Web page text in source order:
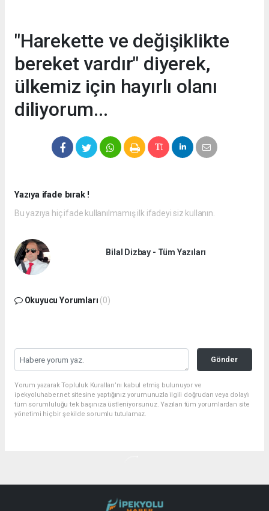
"Harekette ve değişiklikte
bereket vardır" diyerek,
ülkemiz için hayırlı olanı
diliyorum...
Yazıya ifade bırak !
Bu yazıya hiç ifade kullanılmamış ilk ifadeyi siz kullanın.
Bilal Dizbay - Tüm Yazıları
Okuyucu Yorumları (0)
Gönder
Yorum yazarak Topluluk Kuralları’nı kabul etmiş bulunuyor ve
ipekyoluhaber.net sitesine yaptığınız yorumunuzla ilgili doğrudan veya dolaylı
tüm sorumluluğu tek başınıza üstleniyorsunuz. Yazılan tüm yorumlardan site
yönetimi hiçbir şekilde sorumlu tutulamaz.